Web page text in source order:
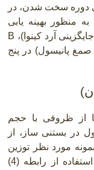
دوره سخت شدن، در
به منظور بهینه یابی
آرد کینوا(، B
پانیسول) در پنج
از ظروفی با حجم
در بستنی ساز، از
مورد نظر توزین
گردید و افزایش حجم بر حسب درصد با استفاده از رابطه (4)